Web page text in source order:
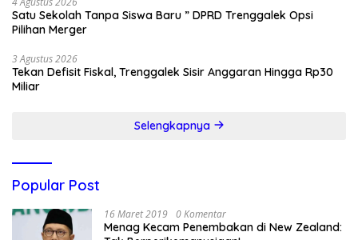
Satu Sekolah Tanpa Siswa Baru ” DPRD Trenggalek Opsi
Pilihan Merger
3 Agustus 2026
Tekan Defisit Fiskal, Trenggalek Sisir Anggaran Hingga Rp30
Miliar
Selengkapnya
Popular Post
16 Maret 2019 0 Komentar
Menag Kecam Penembakan di New Zealand: